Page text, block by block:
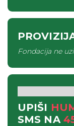
Fondacija ne
UPIŠI
SMS NA